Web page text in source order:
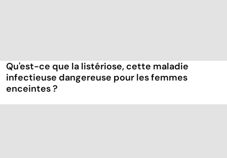
Qu'est-ce que la listériose, cette maladie
infectieuse dangereuse pour les femmes
enceintes ?